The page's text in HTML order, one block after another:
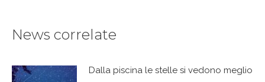
News correlate
Dalla piscina le stelle si vedono meglio